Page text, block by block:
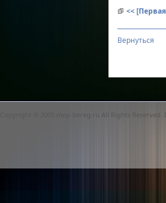
<<
Вернуться
Copyright © 2005 moy-bereg.ru All Rights Reserved.